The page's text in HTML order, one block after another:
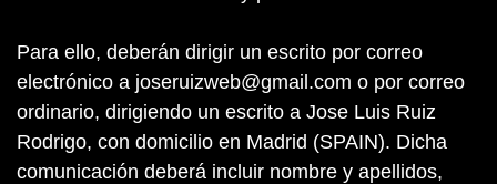
Para ello, deberán dirigir un escrito por correo
electrónico a joseruizweb@gmail.com o por correo
ordinario, dirigiendo un escrito a Jose Luis Ruiz
Rodrigo, con domicilio en Madrid (SPAIN). Dicha
comunicación deberá incluir nombre y apellidos,